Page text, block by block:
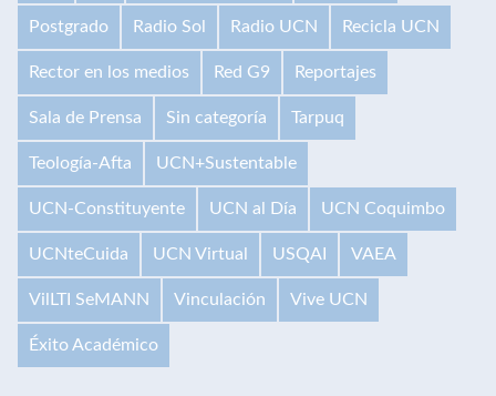
Postgrado Radio Sol Radio UCN Recicla UCN
Rector en los medios Red G9 Reportajes
Sala de Prensa Sin categoría Tarpuq
Teología-Afta UCN+Sustentable
UCN-Constituyente UCN al Día UCN Coquimbo
UCNteCuida UCN Virtual USQAI VAEA
VilLTI SeMANN Vinculación Vive UCN
Éxito Académico